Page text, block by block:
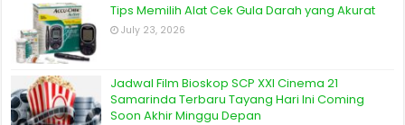
Tips Memilih Alat Cek Gula Darah yang Akurat
July 23, 2026
Jadwal Film Bioskop SCP XXI Cinema 21
Samarinda Terbaru Tayang Hari Ini Coming
Soon Akhir Minggu Depan